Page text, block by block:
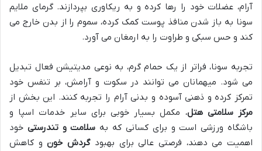
آرام، عضلات خود را رها کرده و به ریکاوری بپردازند. گرمای ملایم
سونا به باز شدن منافذ پوست کمک کرده، سموم را از بدن خارج می
کند و حس سبکی و طراوت را به ارمغان می آورد.
تجربه سونا، فراتر از یک حمام گرم، به نوعی مدیتیشن فعال تبدیل
می شود. میهمانان می توانند در سکوت و آرامش، بر تنفس خود
تمرکز کرده و ذهنی آسوده و بدنی آرام را تجربه کنند. این بخش از
مرکز سلامتی هتل، مکمل بسیار خوبی برای سایر خدمات اسپا و
باشگاه ورزشی است و برای کسانی که به سلامت و تندرستی خود
اهمیت می دهند، فرصتی عالی برای بهبودگردش خونو کاهش